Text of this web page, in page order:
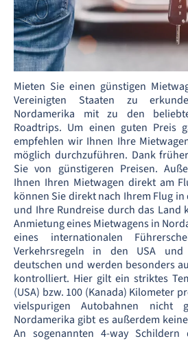
Mieten Sie einen günstigen
Vereinigten Staaten zu
Nordamerika mit zu den
Roadtrips. Um einen guten Preis
empfehlen wir Ihnen Ihre
möglich durchzuführen. Dank
Sie von günstigeren Preisen.
Ihnen Ihren Mietwagen direkt am
können Sie direkt nach Ihrem Flug
und Ihre Rundreise durch das Land
Anmietung eines Mietwagens in
eines internationalen
Verkehrsregeln in den USA
deutschen und werden besonders
kontrolliert. Hier gilt ein striktes
(USA) bzw. 100 (Kanada) Kilometer
vielspurigen Autobahnen nicht
Nordamerika gibt es außerdem
An sogenannten 4-way